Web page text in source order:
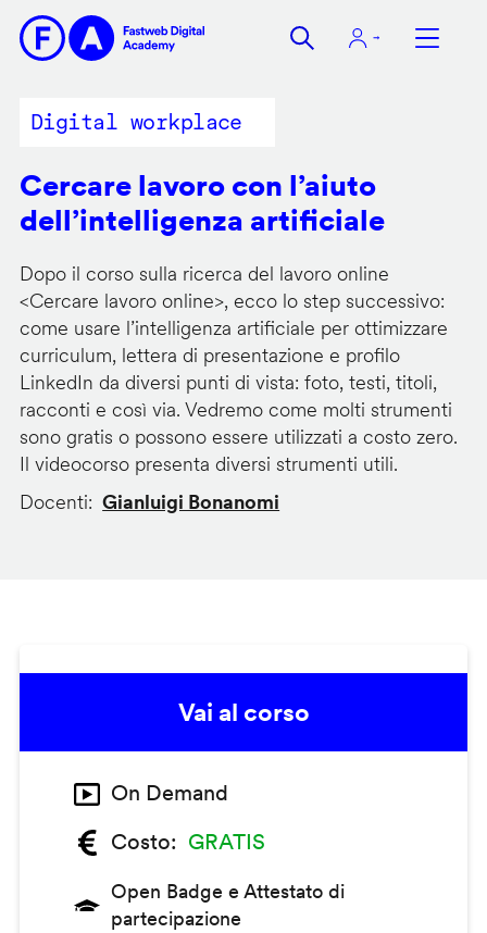
contenuto
Digital workplace
Cercare lavoro con l’aiuto
dell’intelligenza artificiale
Dopo il corso sulla ricerca del lavoro online
<Cercare lavoro online>, ecco lo step successivo:
come usare l’intelligenza artificiale per ottimizzare
curriculum, lettera di presentazione e profilo
LinkedIn da diversi punti di vista: foto, testi, titoli,
racconti e così via. Vedremo come molti strumenti
sono gratis o possono essere utilizzati a costo zero.
Il videocorso presenta diversi strumenti utili.
Docenti
Gianluigi Bonanomi
Vai al corso
On Demand
Costo
GRATIS
Open Badge e Attestato di
partecipazione